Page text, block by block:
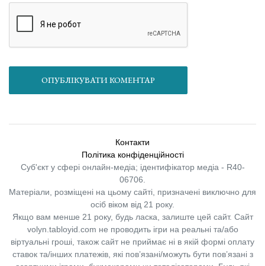
ОПУБЛІКУВАТИ КОМЕНТАР
Контакти
Політика конфіденційності
Суб'єкт у сфері онлайн-медіа; ідентифікатор медіа - R40-
06706.
Матеріали, розміщені на цьому сайті, призначені виключно для
осіб віком від 21 року.
Якщо вам менше 21 року, будь ласка, залиште цей сайт. Сайт
volyn.tabloyid.com не проводить ігри на реальні та/або
віртуальні гроші, також сайт не приймає ні в якій формі оплату
ставок та/інших платежів, які пов’язані/можуть бути пов’язані з